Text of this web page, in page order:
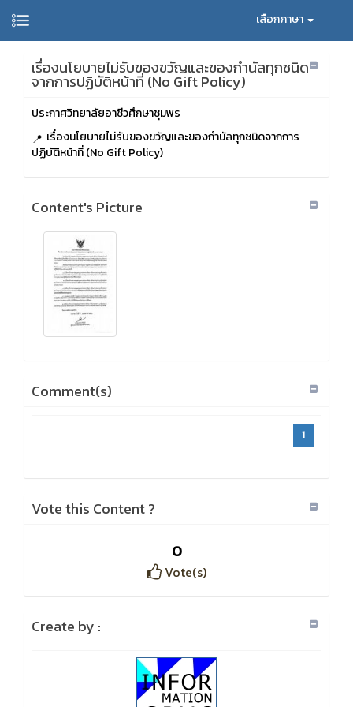
เลือกภาษา
เรื่องนโยบายไม่รับของขวัญและของกำนัลทุกชนิด
จากการปฏิบัติหน้าที่ (No Gift Policy)
ประกาศวิทยาลัยอาชีวศึกษาชุมพร
เรื่องนโยบายไม่รับของขวัญและของกำนัลทุกชนิดจากการ
ปฏิบัติหน้าที่ (No Gift Policy)
Content's Picture
Comment(s)
1
Vote this Content ?
0
Vote(s)
Create by :